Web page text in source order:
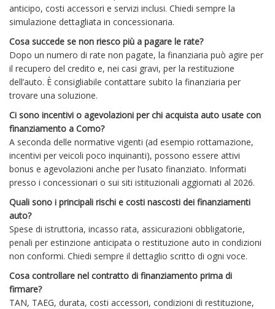
anticipo, costi accessori e servizi inclusi. Chiedi sempre la
simulazione dettagliata in concessionaria.
Cosa succede se non riesco più a pagare le rate?
Dopo un numero di rate non pagate, la finanziaria può agire per
il recupero del credito e, nei casi gravi, per la restituzione
dell’auto. È consigliabile contattare subito la finanziaria per
trovare una soluzione.
Ci sono incentivi o agevolazioni per chi acquista auto usate con
finanziamento a Como?
A seconda delle normative vigenti (ad esempio rottamazione,
incentivi per veicoli poco inquinanti), possono essere attivi
bonus e agevolazioni anche per l’usato finanziato. Informati
presso i concessionari o sui siti istituzionali aggiornati al 2026.
Quali sono i principali rischi e costi nascosti dei finanziamenti
auto?
Spese di istruttoria, incasso rata, assicurazioni obbligatorie,
penali per estinzione anticipata o restituzione auto in condizioni
non conformi. Chiedi sempre il dettaglio scritto di ogni voce.
Cosa controllare nel contratto di finanziamento prima di
firmare?
TAN, TAEG, durata, costi accessori, condizioni di restituzione,